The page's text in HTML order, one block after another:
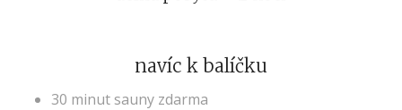
navíc k balíčku
30 minut sauny zdarma